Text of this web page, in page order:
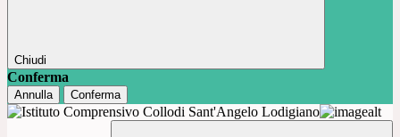
Chiudi
Conferma
Annulla Conferma